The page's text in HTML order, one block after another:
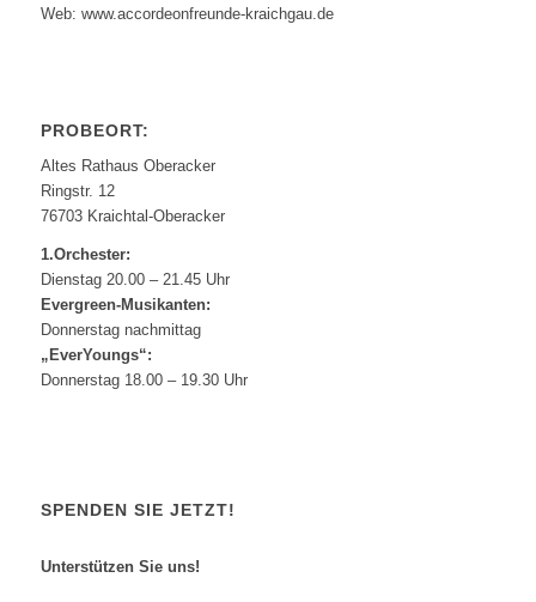
Web: www.accordeonfreunde-kraichgau.de
PROBEORT:
Altes Rathaus Oberacker
Ringstr. 12
76703 Kraichtal-Oberacker
1.Orchester:
Dienstag 20.00 – 21.45 Uhr
Evergreen-Musikanten:
Donnerstag nachmittag
„EverYoungs“:
Donnerstag 18.00 – 19.30 Uhr
SPENDEN SIE JETZT!
Unterstützen Sie uns!